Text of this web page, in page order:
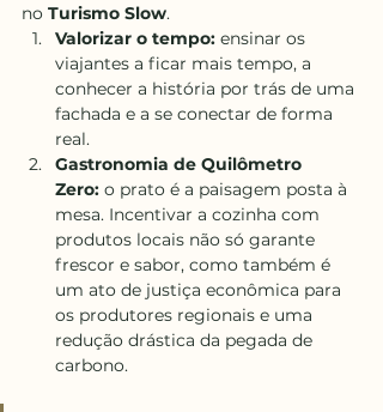
no Turismo Slow.
Valorizar o tempo: ensinar os
viajantes a ficar mais tempo, a
conhecer a história por trás de uma
fachada e a se conectar de forma
real.
Gastronomia de Quilômetro
Zero: o prato é a paisagem posta à
mesa. Incentivar a cozinha com
produtos locais não só garante
frescor e sabor, como também é
um ato de justiça econômica para
os produtores regionais e uma
redução drástica da pegada de
carbono.